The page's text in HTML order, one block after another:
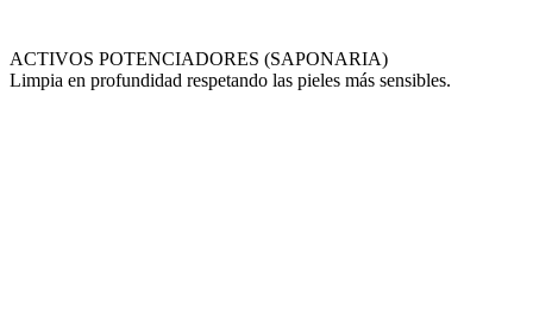
ACTIVOS POTENCIADORES (SAPONARIA)
Limpia en profundidad respetando las pieles más sensibles.